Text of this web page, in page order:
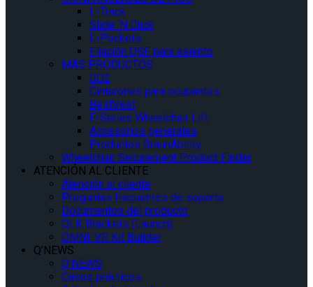
L-Track
Slide ‘N Click
L-Pockets
Fijación QSF para asiento
MÁS PRODUCTOS
GO2
Cinturones para ocupantes
BestVest
E-Series Wheelchair Lift
Accesorios generales
Productos BraunAbility
Wheelchair Securement Product Finder
ATENCIÓN AL CLIENTE
Atención al cliente
Preguntas frecuentes de soporte
Documentos del producto
QLK Brackets (Launch)
OMNI-VR Kit Builder
Q’NEWS
Q’NEWS
Casos prácticos